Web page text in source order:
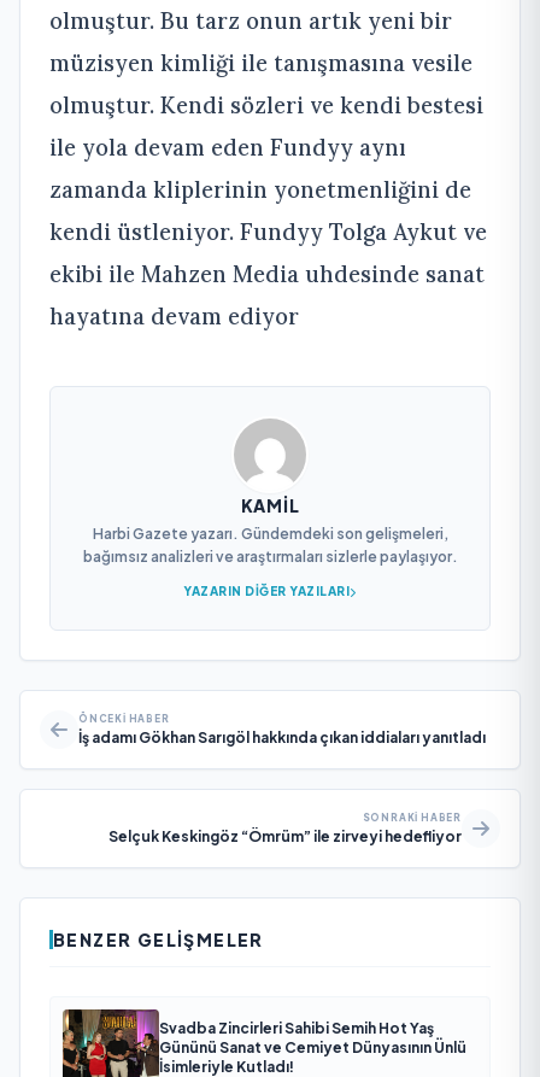
olmuştur. Bu tarz onun artık yeni bir
müzisyen kimliği ile tanışmasına vesile
olmuştur. Kendi sözleri ve kendi bestesi
ile yola devam eden Fundyy aynı
zamanda kliplerinin yonetmenliğini de
kendi üstleniyor. Fundyy Tolga Aykut ve
ekibi ile Mahzen Media uhdesinde sanat
hayatına devam ediyor
KAMIL
Harbi Gazete yazarı. Gündemdeki son gelişmeleri,
bağımsız analizleri ve araştırmaları sizlerle paylaşıyor.
YAZARIN DIĞER YAZILARI
ÖNCEKI HABER
İş adamı Gökhan Sarıgöl hakkında çıkan iddiaları yanıtladı
SONRAKI HABER
Selçuk Keskingöz “Ömrüm” ile zirveyi hedefliyor
BENZER GELIŞMELER
Svadba Zincirleri Sahibi Semih Hot Yaş
Gününü Sanat ve Cemiyet Dünyasının Ünlü
İsimleriyle Kutladı!